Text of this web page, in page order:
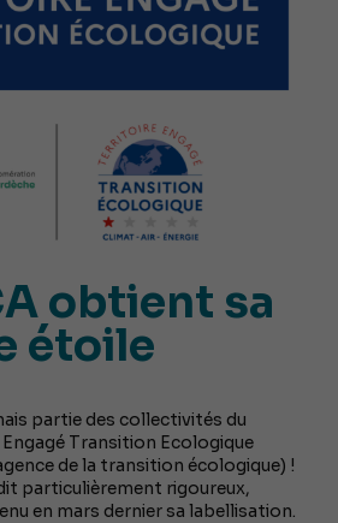
obtient sa
étoile
partie des collectivités du
Transition Ecologique
de la transition écologique) !
particulièrement rigoureux,
en mars dernier sa labellisation.